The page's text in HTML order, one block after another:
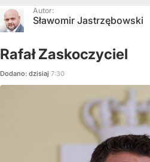
Autor:
Sławomir Jastrzębowski
Rafał Zaskoczyciel
Dodano: dzisiaj 7:30